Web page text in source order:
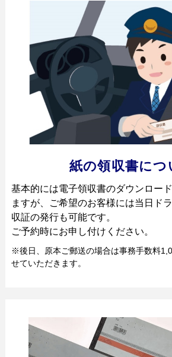
紙の領収書につ
基本的には電子領収書のダウンロー
ますが、ご希望のお客様には当日ド
収証の発行も可能です。
ご予約時にお申し付けください。
※後日、原本ご郵送の場合は事務手数料
せていただきます。